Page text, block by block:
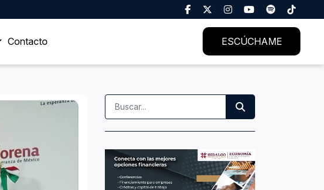
Contacto ESCÚCHAME